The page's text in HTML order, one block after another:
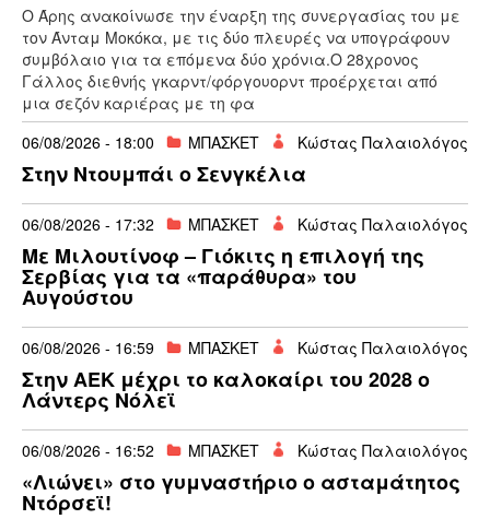
O Άρης ανακοίνωσε την έναρξη της συνεργασίας του με
τον Άνταμ Μοκόκα, με τις δύο πλευρές να υπογράφουν
συμβόλαιο για τα επόμενα δύο χρόνια.Ο 28χρονος
Γάλλος διεθνής γκαρντ/φόργουορντ προέρχεται από
μια σεζόν καριέρας με τη φα
06/08/2026 - 18:00
ΜΠΑΣΚΕΤ Κώστας Παλαιολόγος
Στην Ντουμπάι ο Σενγκέλια
06/08/2026 - 17:32 ΜΠΑΣΚΕΤ Κώστας Παλαιολόγος
Με Mιλουτίνοφ – Γιόκιτς η επιλογή της
Σερβίας για τα «παράθυρα» του
Αυγούστου
06/08/2026 - 16:59 ΜΠΑΣΚΕΤ Κώστας Παλαιολόγος
Στην ΑΕΚ μέχρι το καλοκαίρι του 2028 ο
Λάντερς Νόλεϊ
06/08/2026 - 16:52 ΜΠΑΣΚΕΤ Κώστας Παλαιολόγος
«Λιώνει» στο γυμναστήριο ο ασταμάτητος
Ντόρσεϊ!